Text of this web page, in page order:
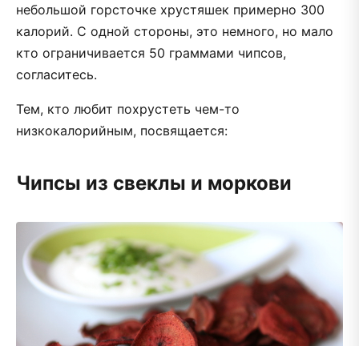
небольшой горсточке хрустяшек примерно 300
калорий. С одной стороны, это немного, но мало
кто ограничивается 50 граммами чипсов,
согласитесь.
Тем, кто любит похрустеть чем-то
низкокалорийным, посвящается:
Чипсы из свеклы и моркови